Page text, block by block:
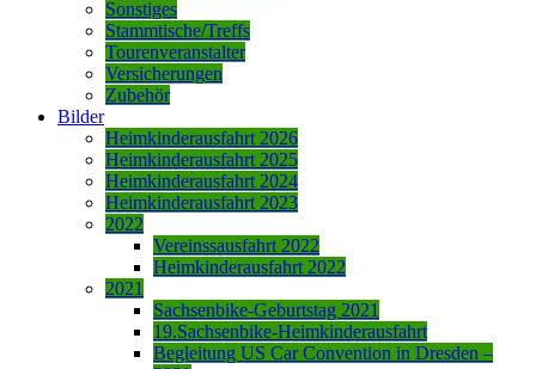
Sonstiges
Stammtische/Treffs
Tourenveranstalter
Versicherungen
Zubehör
Bilder
Heimkinderausfahrt 2026
Heimkinderausfahrt 2025
Heimkinderausfahrt 2024
Heimkinderausfahrt 2023
2022
Vereinssausfahrt 2022
Heimkinderausfahrt 2022
2021
Sachsenbike-Geburtstag 2021
19.Sachsenbike-Heimkinderausfahrt
Begleitung US Car Convention in Dresden –